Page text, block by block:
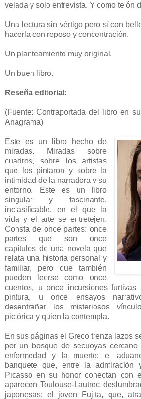
velada y solo entrevista. Y como telón
Una lectura sin vértigo pero sí con
hacerla con reposo y concentración.
Un planteamiento muy original.
Un buen libro.
Reseña editorial:
(Fuente: Contraportada del libro en
Anagrama)
Este es un libro hecho de
miradas. Miradas sobre
cuadros, sobre los artistas
que los pintaron y sobre la
intimidad de la narradora y su
entorno. Este es un libro
singular y fascinante,
inclasificable, en el que la
vida y el arte se entretejen.
Consta de once partes: once
partes que son once
capítulos de una novela que
relata una historia personal y
familiar, pero que también
pueden leerse como once
cuentos, u once incursiones
pintura, u once ensayos
desentrañar los misteriosos
pictórica y quien la contempla.
En sus páginas el Greco trenza lazos
por un bosque de secuoyas
enfermedad y la muerte; el
banquete que, entre la admiración
Picasso en su honor conectan con
aparecen Toulouse-Lautrec
japonesas; el joven Fujita, que,